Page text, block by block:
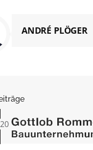
ANDRÉ PLÖGER